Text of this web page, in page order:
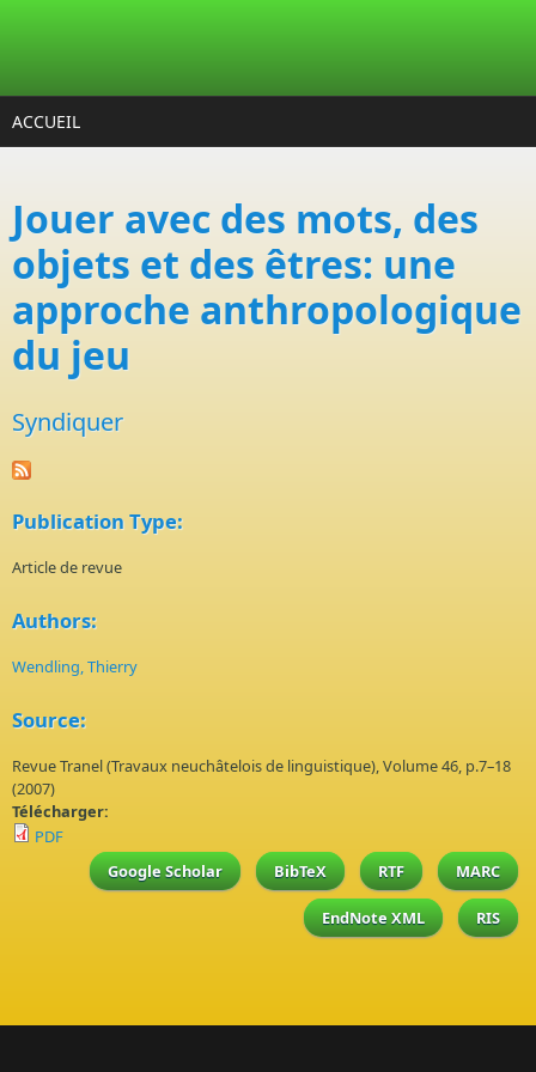
ACCUEIL
Jouer avec des mots, des
objets et des êtres: une
approche anthropologique
du jeu
Syndiquer
Publication Type:
Article de revue
Authors:
Wendling, Thierry
Source:
Revue Tranel (Travaux neuchâtelois de linguistique), Volume 46, p.7–18
(2007)
Télécharger:
PDF
Google Scholar
BibTeX RTF MARC
EndNote XML RIS